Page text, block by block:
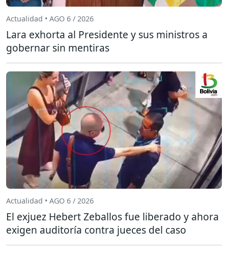
Actualidad • AGO 6 / 2026
Lara exhorta al Presidente y sus ministros a
gobernar sin mentiras
Actualidad • AGO 6 / 2026
El exjuez Hebert Zeballos fue liberado y ahora
exigen auditoría contra jueces del caso